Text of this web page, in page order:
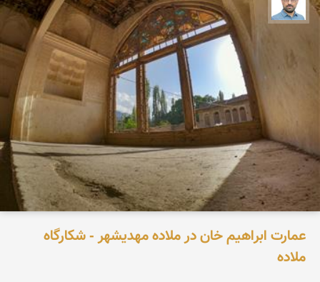
بابک ارجمندی
عمارت ابراهیم خان در ملاده مهدیشهر - شکارگاه
ملاده